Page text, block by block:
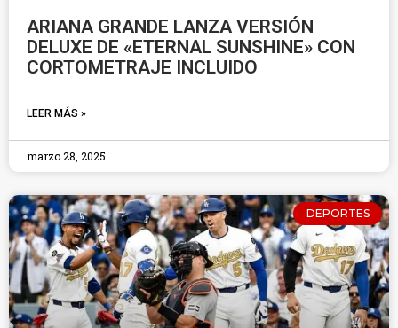
ARIANA GRANDE LANZA VERSIÓN
DELUXE DE «ETERNAL SUNSHINE» CON
CORTOMETRAJE INCLUIDO
LEER MÁS »
marzo 28, 2025
DEPORTES